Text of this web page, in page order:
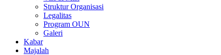
Struktur Organisasi
Legalitas
Program OUN
Galeri
Kabar
Majalah